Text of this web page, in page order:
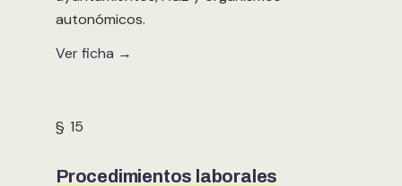
autonómicos.
Ver ficha →
§ 15
Procedimientos laborales